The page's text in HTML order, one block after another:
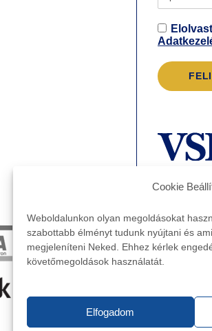
Cookie
Weboldalunkon olyan megoldásokat
szabottabb élményt tudunk nyújtani és
megjeleníteni Neked. Ehhez kérlek
követőmegoldások használatát.
Elfogadom